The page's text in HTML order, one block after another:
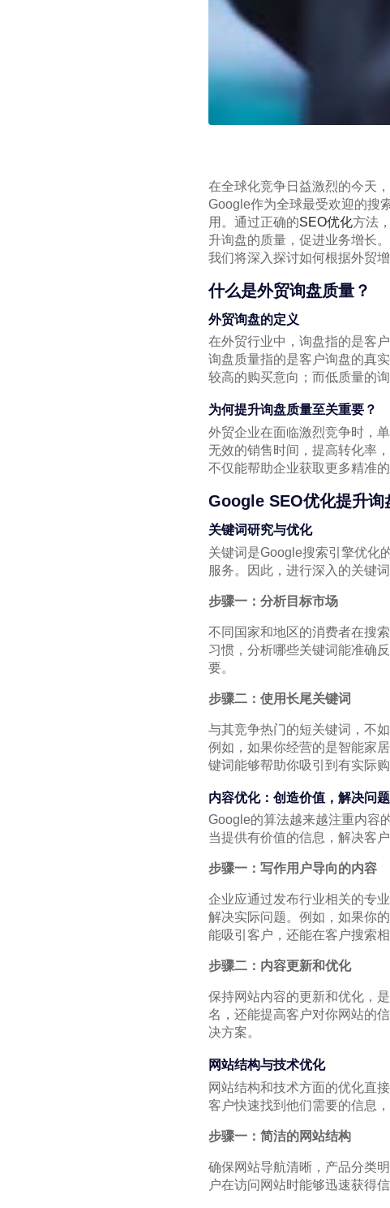
在全球化竞争日益激烈的今天
Google作为全球最受欢迎的搜
用。通过正确的SEO优化方法
升询盘的质量，促进业务增长。
我们将深入探讨如何根据外贸
什么是外贸询盘质量？
外贸询盘的定义
在外贸行业中，询盘指的是客
询盘质量指的是客户询盘的真
较高的购买意向；而低质量的
为何提升询盘质量至关重要？
外贸企业在面临激烈竞争时，
无效的销售时间，提高转化率
不仅能帮助企业获取更多精准
Google SEO优化提升询
关键词研究与优化
关键词是Google搜索引擎优化
服务。因此，进行深入的关键
步骤一：分析目标市场
不同国家和地区的消费者在搜
习惯，分析哪些关键词能准确
要。
步骤二：使用长尾关键词
与其竞争热门的短关键词，不
例如，如果你经营的是智能家
键词能够帮助你吸引到有实际购
内容优化：创造价值，解决问题
Google的算法越来越注重内容
当提供有价值的信息，解决客
步骤一：写作用户导向的内容
企业应通过发布行业相关的专
解决实际问题。例如，如果你
能吸引客户，还能在客户搜索
步骤二：内容更新和优化
保持网站内容的更新和优化，
名，还能提高客户对你网站的
决方案。
网站结构与技术优化
网站结构和技术方面的优化直
客户快速找到他们需要的信息
步骤一：简洁的网站结构
确保网站导航清晰，产品分类
户在访问网站时能够迅速获得信